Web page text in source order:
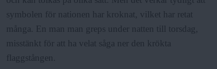
i
a
symbolen för nationen har kroknat, vilket har retat
många. En man man greps under natten till torsdag,
misstänkt för att ha velat såga ner den krökta
flaggstången.